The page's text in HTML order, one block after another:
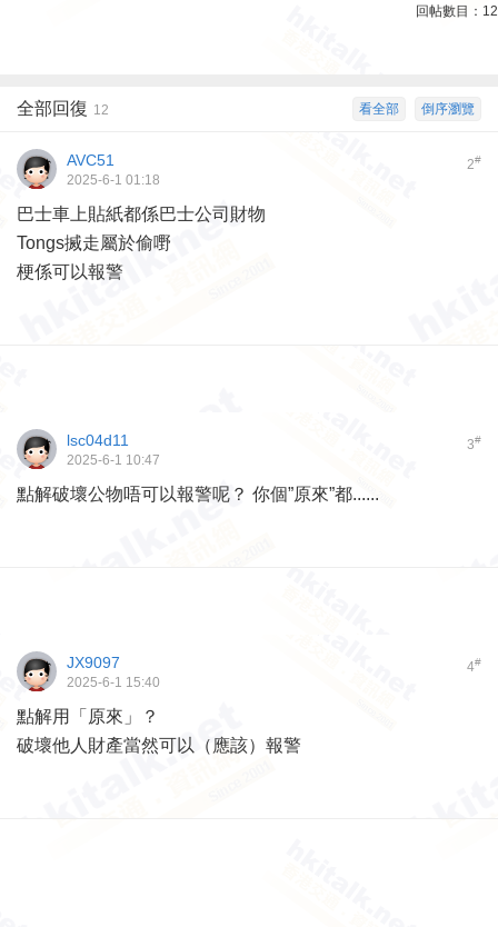
回帖數目： 12
倒序瀏覽
看全部
全部回復 12
2#
AVC51
2025-6-1 01:18
巴士車上貼紙都係巴士公司財物
Tongs搣走屬於偷嘢
梗係可以報警
3#
lsc04d11
2025-6-1 10:47
點解破壞公物唔可以報警呢？ 你個”原來”都......
4#
JX9097
2025-6-1 15:40
點解用「原來」？
破壞他人財產當然可以（應該）報警